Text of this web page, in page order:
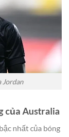
Jordan
của Australia
nhất của bóng